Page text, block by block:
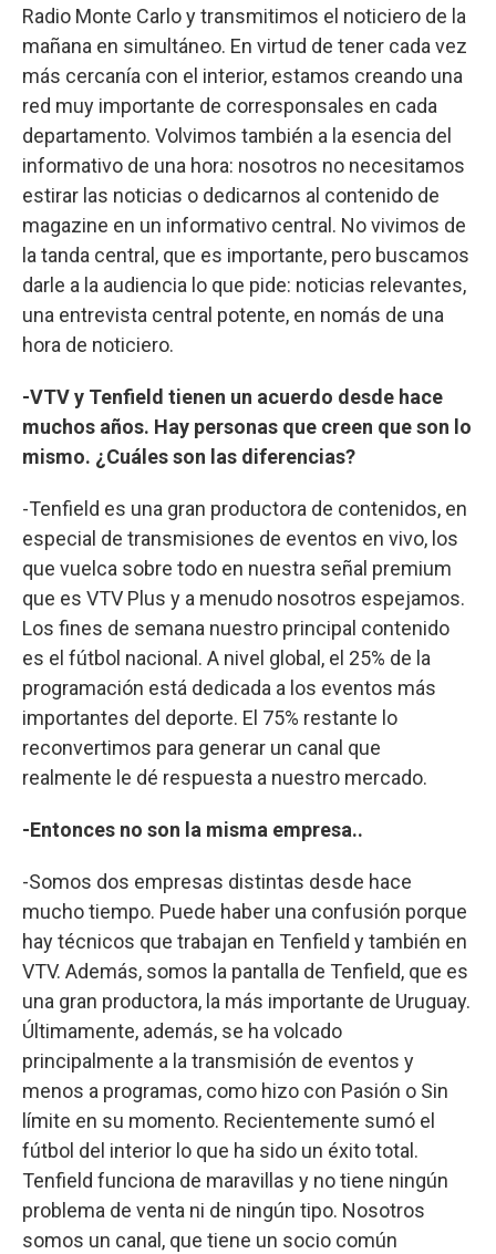
Radio Monte Carlo y transmitimos el noticiero de la
mañana en simultáneo. En virtud de tener cada vez
más cercanía con el interior, estamos creando una
red muy importante de corresponsales en cada
departamento. Volvimos también a la esencia del
informativo de una hora: nosotros no necesitamos
estirar las noticias o dedicarnos al contenido de
magazine en un informativo central. No vivimos de
la tanda central, que es importante, pero buscamos
darle a la audiencia lo que pide: noticias relevantes,
una entrevista central potente, en nomás de una
hora de noticiero.
-VTV y Tenfield tienen un acuerdo desde hace
muchos años. Hay personas que creen que son lo
mismo. ¿Cuáles son las diferencias?
-Tenfield es una gran productora de contenidos, en
especial de transmisiones de eventos en vivo, los
que vuelca sobre todo en nuestra señal premium
que es VTV Plus y a menudo nosotros espejamos.
Los fines de semana nuestro principal contenido
es el fútbol nacional. A nivel global, el 25% de la
programación está dedicada a los eventos más
importantes del deporte. El 75% restante lo
reconvertimos para generar un canal que
realmente le dé respuesta a nuestro mercado.
-Entonces no son la misma empresa..
-Somos dos empresas distintas desde hace
mucho tiempo. Puede haber una confusión porque
hay técnicos que trabajan en Tenfield y también en
VTV. Además, somos la pantalla de Tenfield, que es
una gran productora, la más importante de Uruguay.
Últimamente, además, se ha volcado
principalmente a la transmisión de eventos y
menos a programas, como hizo con Pasión o Sin
límite en su momento. Recientemente sumó el
fútbol del interior lo que ha sido un éxito total.
Tenfield funciona de maravillas y no tiene ningún
problema de venta ni de ningún tipo. Nosotros
somos un canal, que tiene un socio común